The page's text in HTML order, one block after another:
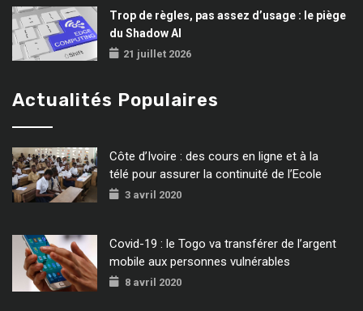
Trop de règles, pas assez d’usage : le piège
du Shadow AI
21 juillet 2026
Actualités Populaires
Côte d’Ivoire : des cours en ligne et à la
télé pour assurer la continuité de l’Ecole
3 avril 2020
Covid-19 : le Togo va transférer de l’argent
mobile aux personnes vulnérables
8 avril 2020